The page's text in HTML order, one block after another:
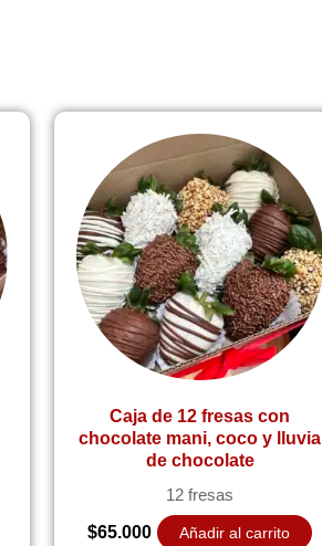
Caja de 12 fresas con
chocolate mani, coco y lluvia
de chocolate
12 fresas
$65.000 Añadir al carrito